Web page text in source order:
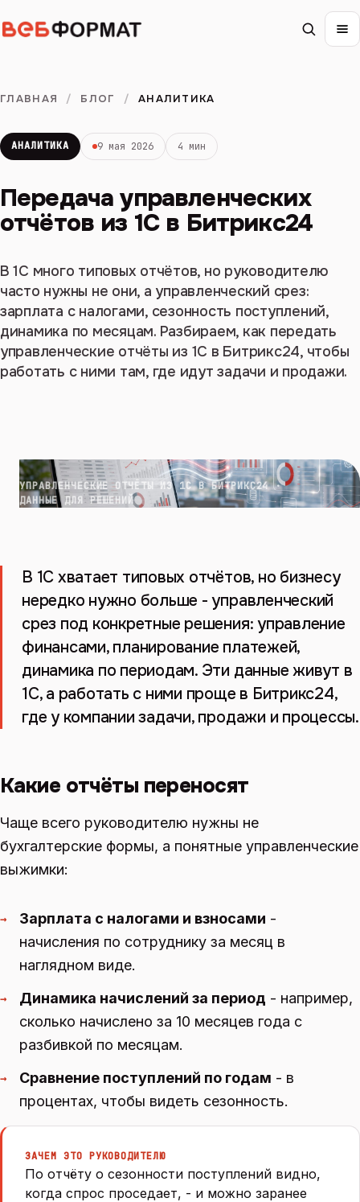
ГЛАВНАЯ / БЛОГ / АНАЛИТИКА
АНАЛИТИКА 9 мая 2026 4 мин
Передача управленческих
отчётов из 1С в Битрикс24
В 1С много типовых отчётов, но руководителю
часто нужны не они, а управленческий срез:
зарплата с налогами, сезонность поступлений,
динамика по месяцам. Разбираем, как передать
управленческие отчёты из 1С в Битрикс24, чтобы
работать с ними там, где идут задачи и продажи.
УПРАВЛЕНЧЕСКИЕ ОТЧЁТЫ ИЗ 1С В БИТРИКС24 ·
ДАННЫЕ ДЛЯ РЕШЕНИЙ
В 1С хватает типовых отчётов, но бизнесу
нередко нужно больше - управленческий
срез под конкретные решения: управление
финансами, планирование платежей,
динамика по периодам. Эти данные живут в
1С, а работать с ними проще в Битрикс24,
где у компании задачи, продажи и процессы.
Какие отчёты переносят
Чаще всего руководителю нужны не
бухгалтерские формы, а понятные управленческие
выжимки:
→ Зарплата с налогами и взносами -
начисления по сотруднику за месяц в
наглядном виде.
→ Динамика начислений за период - например,
сколько начислено за 10 месяцев года с
разбивкой по месяцам.
→ Сравнение поступлений по годам - в
процентах, чтобы видеть сезонность.
ЗАЧЕМ ЭТО РУКОВОДИТЕЛЮ
По отчёту о сезонности поступлений видно,
когда спрос проседает, - и можно заранее